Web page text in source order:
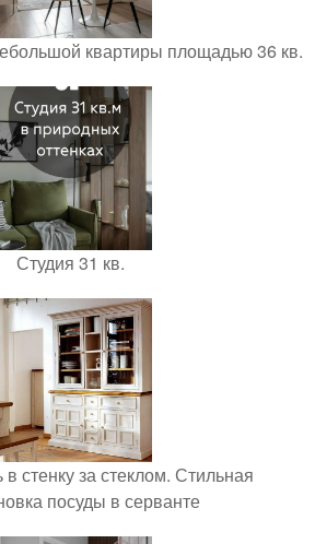
квартиры площадью 36 кв.
Студия 31 кв.
в стенку за стеклом. Стильная
посуды в серванте